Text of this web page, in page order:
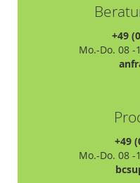
+49
Mo.-Do. 08 -
+49
Mo.-Do. 08 -